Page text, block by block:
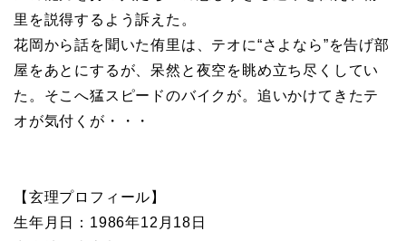
里を説得するよう訴えた。
花岡から話を聞いた侑里は、テオに“さよなら”を告げ部
屋をあとにするが、呆然と夜空を眺め立ち尽くしてい
た。そこへ猛スピードのバイクが。追いかけてきたテ
オが気付くが・・・
【玄理プロフィール】
生年月日：1986年12月18日